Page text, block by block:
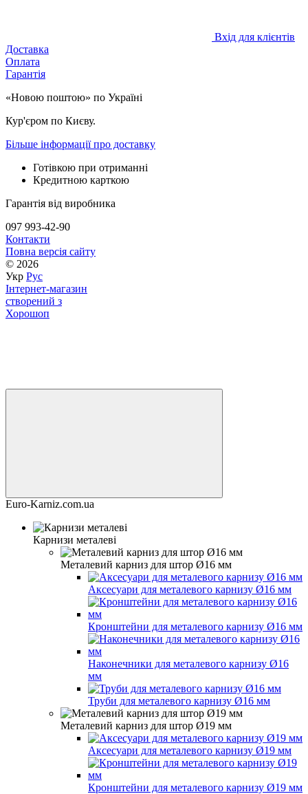
Вхід для клієнтів
Доставка
Оплата
Гарантія
«Новою поштою» по Україні
Кур'єром по Києву.
Більше інформації про доставку
Готівкою при отриманні
Кредитною карткою
Гарантія від виробника
097 993-42-90
Контакти
Повна версія сайту
© 2026
Укр Рус
Інтернет-магазин
створений з
Хорошоп
Euro-Karniz.com.ua
Карнизи металеві
Металевий карниз для штор Ø16 мм
Аксесуари для металевого карнизу Ø16 мм
Кронштейни для металевого карнизу Ø16 мм
Наконечники для металевого карнизу Ø16
мм
Труби для металевого карнизу Ø16 мм
Металевий карниз для штор Ø19 мм
Аксесуари для металевого карнизу Ø19 мм
Кронштейни для металевого карнизу Ø19 мм